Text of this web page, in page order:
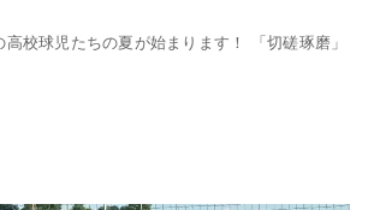
校球児たちの夏が始まります！ 「切磋琢磨」